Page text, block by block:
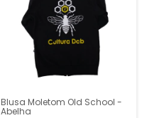
Blusa Moletom Old School -
Abelha